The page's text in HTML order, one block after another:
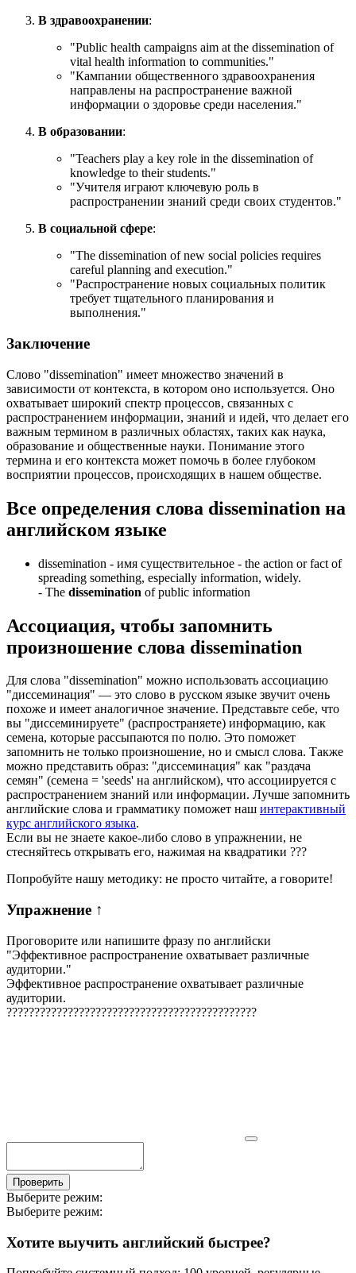
В здравоохранении:
"Public health campaigns aim at the dissemination of
vital health information to communities."
"Кампании общественного здравоохранения
направлены на распространение важной
информации о здоровье среди населения."
В образовании:
"Teachers play a key role in the dissemination of
knowledge to their students."
"Учителя играют ключевую роль в
распространении знаний среди своих студентов."
В социальной сфере:
"The dissemination of new social policies requires
careful planning and execution."
"Распространение новых социальных политик
требует тщательного планирования и
выполнения."
Заключение
Слово "dissemination" имеет множество значений в
зависимости от контекста, в котором оно используется. Оно
охватывает широкий спектр процессов, связанных с
распространением информации, знаний и идей, что делает его
важным термином в различных областях, таких как наука,
образование и общественные науки. Понимание этого
термина и его контекста может помочь в более глубоком
восприятии процессов, происходящих в нашем обществе.
Все определения слова dissemination на
английском языке
dissemination - имя существительное - the action or fact of
spreading something, especially information, widely.
- The dissemination of public information
Ассоциация, чтобы запомнить
произношение слова dissemination
Для слова "dissemination" можно использовать ассоциацию
"диссеминация" — это слово в русском языке звучит очень
похоже и имеет аналогичное значение. Представьте себе, что
вы "диссеминируете" (распространяете) информацию, как
семена, которые рассыпаются по полю. Это поможет
запомнить не только произношение, но и смысл слова. Также
можно представить образ: "диссеминация" как "раздача
семян" (семена = 'seeds' на английском), что ассоциируется с
распространением знаний или информации. Лучше запомнить
английские слова и грамматику поможет наш интерактивный
курс английского языка.
Если вы не знаете какое-либо слово в упражнении, не
стесняйтесь открывать его, нажимая на квадратики ???
Попробуйте нашу методику: не просто читайте, а говорите!
Упражнение ↑
Проговорите или напишите фразу по английски
"Эффективное распространение охватывает различные
аудитории."
Эффективное распространение охватывает различные
аудитории.
?????????????????????????????????????????????
Проверить
Выберите режим:
Выберите режим:
Хотите выучить английский быстрее?